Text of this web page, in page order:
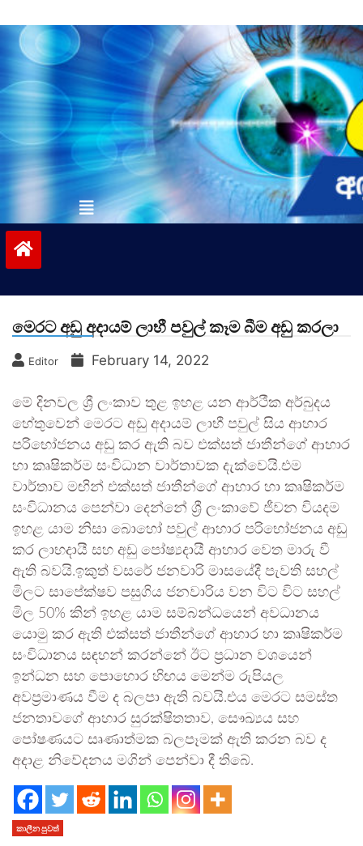
to
contentvinivida.lk
මෙරට අඩු අදායම් ලාභී පවුල් කෑම බීම අඩු කරලා
Editor February 14, 2022
මේ දිනවල ශ්‍රී ලංකාව තුළ ඉහළ යන ආර්ථීක අර්බුදය
හේතුවෙන් මෙරට අඩු අදායම් ලාභී පවුල් සිය ආහාර
පරිභෝජනය අඩු කර ඇති බව එක්සත් ජාතීන්ගේ ආහාර
හා කෘෂිකර්ම සංවිධාන වාර්තාවක දැක්වෙයි.එම
වාර්තාව මඟින් එක්සත් ජාතීන්ගේ ආහාර හා කෘෂිකර්ම
සංවිධානය පෙන්වා දෙන්නේ ශ්‍රී ලංකාවේ ජීවන වියදම
ඉහළ යාම නිසා බොහෝ පවුල් ආහාර පරිභෝජනය අඩු
කර ලාභදායී සහ අඩු පෝෂ්‍යදායී ආහාර වෙත මාරු වී
ඇති බවයි.ඉකුත් වසරේ ජනවාරි මාසයේදී පැවති සහල්
මිලට සාපේක්ෂව පසුගිය ජනවාරිය වන විට විට සහල්
මිල 50% කින් ඉහළ යාම සම්බන්ධයෙන් අවධානය
යොමු කර ඇති එක්සත් ජාතීන්ගේ ආහාර හා කෘෂිකර්ම
සංවිධානය සඳහන් කරන්නේ ඊට ප්‍රධාන වශයෙන්
ඉන්ධන සහ පොහොර හිඟය මෙන්ම රුපියල
අවප්‍රමාණය වීම ද බලපා ඇති බවයි.එය මෙරට සමස්ත
ජනතාවගේ ආහාර සුරක්ෂිතතාව, සෞඛ්‍යය සහ
පෝෂණයට සෘණාත්මක බලපෑමක් ඇති කරන බව ද
අදාළ නිවේදනය මගින් පෙන්වා දී තිබේ.
කාලීන පුවත්